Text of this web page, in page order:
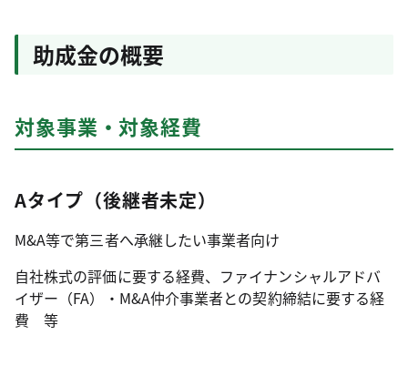
助成金の概要
対象事業・対象経費
Aタイプ（後継者未定）
M&A等で第三者へ承継したい事業者向け
自社株式の評価に要する経費、ファイナンシャルアドバ
イザー（FA）・M&A仲介事業者との契約締結に要する経
費 等